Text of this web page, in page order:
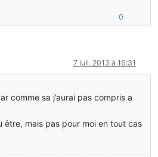
0
7 juil. 2013 à 16:31
comme sa j’aurai pas compris a
être, mais pas pour moi en tout cas